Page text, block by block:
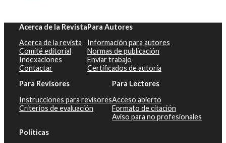
Acerca de la Revista
Acerca de la revista
Comité editorial
Indexaciones
Contactar
Para Autores
Información para autores
Normas de publicación
Enviar trabajo
Certificados de autoría
Para Revisores
Instrucciones para revisores
Criterios de evaluación
Para Lectores
Acceso abierto
Formato de citación
Aviso para no profesionales
Políticas